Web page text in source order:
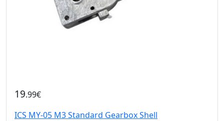
19.99€
ICS MY-05 M3 Standard Gearbox Shell